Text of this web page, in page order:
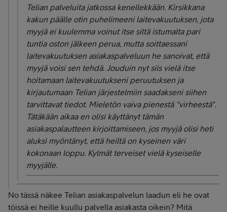
Telian palveluita jatkossa kenellekkään. Kirsikkana
kakun päälle otin puhelimeeni laitevakuutuksen, jota
myyjä ei kuulemma voinut itse siltä istumalta pari
tuntia oston jälkeen perua, mutta soittaessani
laitevakuutuksen asiakaspalveluun he sanoivat, että
myyjä voisi sen tehdä. Jouduin nyt siis vielä itse
hoitamaan laitevakuutukseni peruutuksen ja
kirjautumaan Telian järjestelmiin saadakseni siihen
tarvittavat tiedot. Mieletön vaiva pienestä "virheestä".
Tätäkään aikaa en olisi käyttänyt tämän
asiakaspalautteen kirjoittamiseen, jos myyjä olisi heti
aluksi myöntänyt, että heiltä on kyseinen väri
kokonaan loppu. Kylmät terveiset vielä kyseiselle
myyjälle.
No tässä näkee Telian asiakaspalvelun laadun eli he ovat
töissä ei heille kuullu palvella asiakasta oikein? Mitä